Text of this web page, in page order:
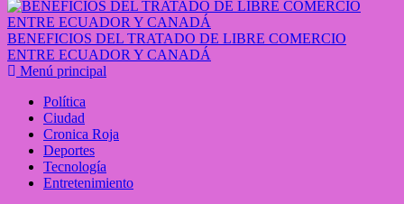
BENEFICIOS DEL TRATADO DE LIBRE COMERCIO
ENTRE ECUADOR Y CANADÁ
Menú principal
Política
Ciudad
Cronica Roja
Deportes
Tecnología
Entretenimiento